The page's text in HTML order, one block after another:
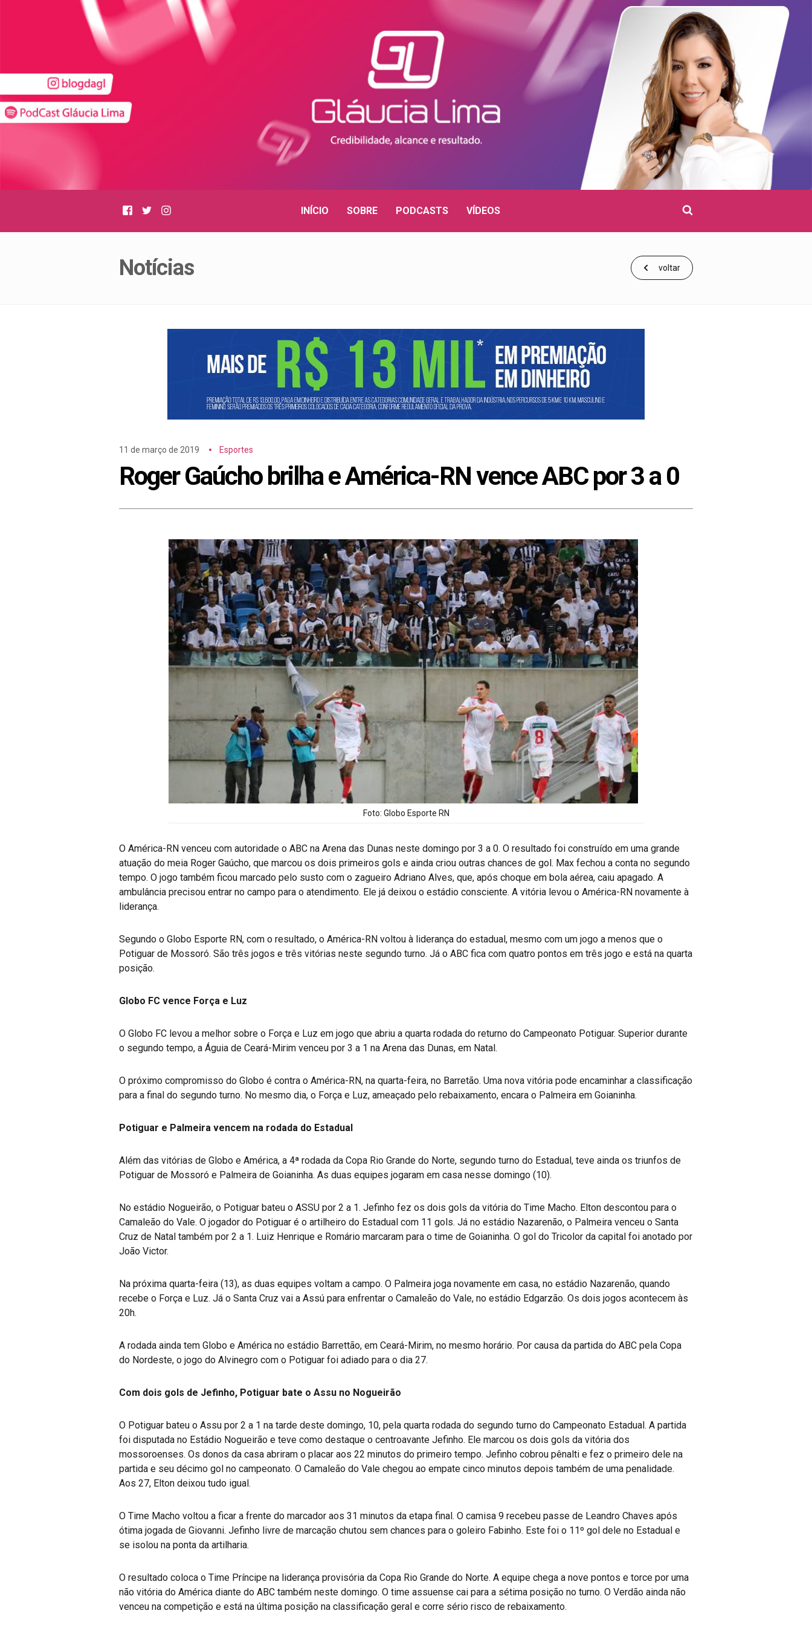
Facebook
Twitter
pesquisar
INÍCIO SOBRE PODCASTS VÍDEOS
Notícias voltar
11 de março de 2019 Esportes
Roger Gaúcho brilha e América-RN vence ABC por 3 a 0
Foto: Globo Esporte RN
O América-RN venceu com autoridade o ABC na Arena das Dunas neste domingo por 3 a 0. O resultado foi construído em uma grande
atuação do meia Roger Gaúcho, que marcou os dois primeiros gols e ainda criou outras chances de gol. Max fechou a conta no segundo
tempo. O jogo também ficou marcado pelo susto com o zagueiro Adriano Alves, que, após choque em bola aérea, caiu apagado. A
ambulância precisou entrar no campo para o atendimento. Ele já deixou o estádio consciente. A vitória levou o América-RN novamente à
liderança.
Segundo o Globo Esporte RN, com o resultado, o América-RN voltou à liderança do estadual, mesmo com um jogo a menos que o
Potiguar de Mossoró. São três jogos e três vitórias neste segundo turno. Já o ABC fica com quatro pontos em três jogo e está na quarta
posição.
Globo FC vence Força e Luz
O Globo FC levou a melhor sobre o Força e Luz em jogo que abriu a quarta rodada do returno do Campeonato Potiguar. Superior durante
o segundo tempo, a Águia de Ceará-Mirim venceu por 3 a 1 na Arena das Dunas, em Natal.
O próximo compromisso do Globo é contra o América-RN, na quarta-feira, no Barretão. Uma nova vitória pode encaminhar a classificação
para a final do segundo turno. No mesmo dia, o Força e Luz, ameaçado pelo rebaixamento, encara o Palmeira em Goianinha.
Potiguar e Palmeira vencem na rodada do Estadual
Além das vitórias de Globo e América, a 4ª rodada da Copa Rio Grande do Norte, segundo turno do Estadual, teve ainda os triunfos de
Potiguar de Mossoró e Palmeira de Goianinha. As duas equipes jogaram em casa nesse domingo (10).
No estádio Nogueirão, o Potiguar bateu o ASSU por 2 a 1. Jefinho fez os dois gols da vitória do Time Macho. Elton descontou para o
Camaleão do Vale. O jogador do Potiguar é o artilheiro do Estadual com 11 gols. Já no estádio Nazarenão, o Palmeira venceu o Santa
Cruz de Natal também por 2 a 1. Luiz Henrique e Romário marcaram para o time de Goianinha. O gol do Tricolor da capital foi anotado por
João Victor.
Na próxima quarta-feira (13), as duas equipes voltam a campo. O Palmeira joga novamente em casa, no estádio Nazarenão, quando
recebe o Força e Luz. Já o Santa Cruz vai a Assú para enfrentar o Camaleão do Vale, no estádio Edgarzão. Os dois jogos acontecem às
20h.
A rodada ainda tem Globo e América no estádio Barrettão, em Ceará-Mirim, no mesmo horário. Por causa da partida do ABC pela Copa
do Nordeste, o jogo do Alvinegro com o Potiguar foi adiado para o dia 27.
Com dois gols de Jefinho, Potiguar bate o Assu no Nogueirão
O Potiguar bateu o Assu por 2 a 1 na tarde deste domingo, 10, pela quarta rodada do segundo turno do Campeonato Estadual. A partida
foi disputada no Estádio Nogueirão e teve como destaque o centroavante Jefinho. Ele marcou os dois gols da vitória dos
mossoroenses. Os donos da casa abriram o placar aos 22 minutos do primeiro tempo. Jefinho cobrou pênalti e fez o primeiro dele na
partida e seu décimo gol no campeonato. O Camaleão do Vale chegou ao empate cinco minutos depois também de uma penalidade.
Aos 27, Elton deixou tudo igual.
O Time Macho voltou a ficar a frente do marcador aos 31 minutos da etapa final. O camisa 9 recebeu passe de Leandro Chaves após
ótima jogada de Giovanni. Jefinho livre de marcação chutou sem chances para o goleiro Fabinho. Este foi o 11º gol dele no Estadual e
se isolou na ponta da artilharia.
O resultado coloca o Time Príncipe na liderança provisória da Copa Rio Grande do Norte. A equipe chega a nove pontos e torce por uma
não vitória do América diante do ABC também neste domingo. O time assuense cai para a sétima posição no turno. O Verdão ainda não
venceu na competição e está na última posição na classificação geral e corre sério risco de rebaixamento.